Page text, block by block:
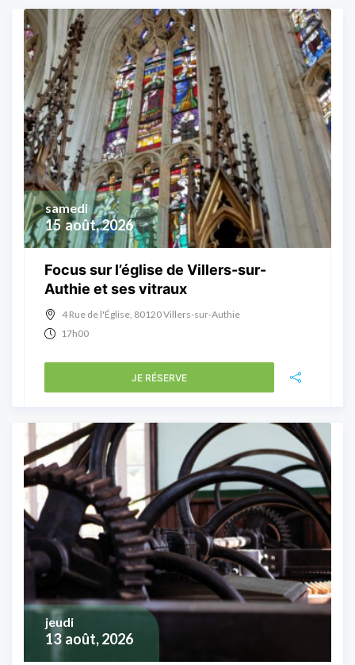
15 août, 2026
samedi
Focus sur l’église de Villers-sur-
Authie et ses vitraux
4 Rue de l'Église, 80120 Villers-sur-Authie
17h00
JE RÉSERVE
13 août, 2026
jeudi